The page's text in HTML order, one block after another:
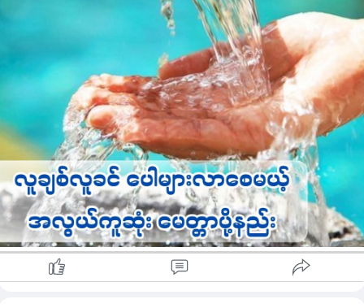
ဒါပြီးရင် သင်အချစ်ဆုံးသူကို မေတ္တာပို့ပါ။ ဤရေ အေးမြသလို
လည်း အေးမြပါစေ မျက်နှာကို ရေနဲ့ တစ်ခါသပ်ချပါ။ ကိုယ်
ေတ္တာပို့တဲ့သူရဲ့ မျက်နှာကို စိတ်ထဲမှာ မြင်နေရပါမယ်။
ြီးရင် ကိုယ် မျက်နှာကိုသပ်ချတဲ့ ရေရဲ့ အေးမျှမှုကို သတိပြုရမယ်
ပြီးရင် သင့်မိသားစု မိဘများကို မေတ္တာပို့နိုင်ပါတယ် ။
ဤရေ အေးမြသလို ရှေးရှေးဘဝများမှ ယခုဘဝတိုင်အောင်
ော်စပ်ခဲ့ဖူးသော အမိအဖဆွေမျိုးများအားလုံး အေးမြပါ
ေ)မျက်နှာကို ရေနဲ့ တစ်ခါသပ်ချပါ။
ြီးရင် ကိုယ် အမုန်းဆုံးလူ ကိုယ့်အပေါ် မကောင်းတဲ့သူ ကိုယ့်ကိုယ်
မြဲတမ်း ဒုက္ခပေးနေတဲ့သူကို မေတ္တာပို့ပါ။
ဤရေ အေးမြသလို (…) လည်းအေးမြပါစေ)အဲ့လိုလူတွေများရင်
ဒီလူတွေ တစ်ယောက်ချင်းစီရဲ့ မျက်နှာကိုစိတ်ထဲက မြင်ယောင်ပြီး